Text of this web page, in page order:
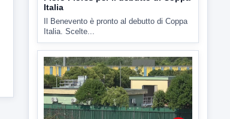
▶
Benevento Calcio: Le scelte di
Floro Flores per il debutto di Coppa
Italia
Il Benevento è pronto al debutto di Coppa
Italia. Scelte...